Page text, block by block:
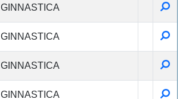
GINNASTICA
GINNASTICA
GINNASTICA
GINNASTICA